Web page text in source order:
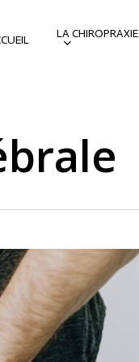
LA CHIROPRAXIE